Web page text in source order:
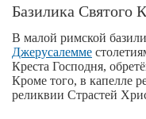
Базилика Святого
В малой римской
Джерусалемме
Креста Господня,
Кроме того, в капелле
реликвии Страстей